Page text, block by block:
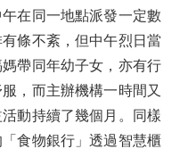
在同一地點派發一定數
條不紊，但中午烈日當
帶同年幼子女，亦有行
，而主辦機構一時間又
動持續了幾個月。同樣
食物銀行」透過智慧櫃